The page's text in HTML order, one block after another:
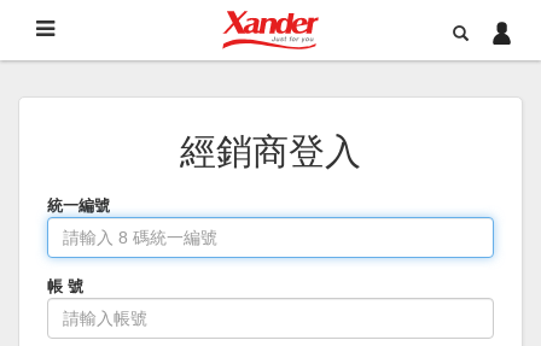
經銷商登入
統一編號
帳 號